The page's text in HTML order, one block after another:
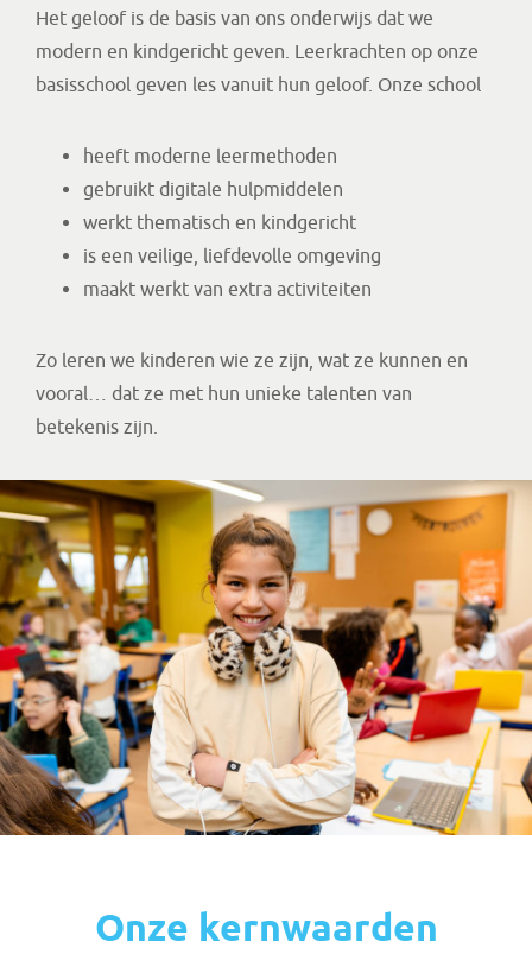
Het geloof is de basis van ons onderwijs dat we
modern en kindgericht geven. Leerkrachten op onze
basisschool geven les vanuit hun geloof. Onze school
heeft moderne leermethoden
gebruikt digitale hulpmiddelen
werkt thematisch en kindgericht
is een veilige, liefdevolle omgeving
maakt werkt van extra activiteiten
Zo leren we kinderen wie ze zijn, wat ze kunnen en
vooral… dat ze met hun unieke talenten van
betekenis zijn.
Onze kernwaarden